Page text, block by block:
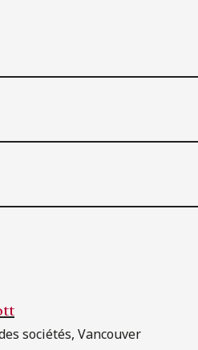
sociétés, Vancouver